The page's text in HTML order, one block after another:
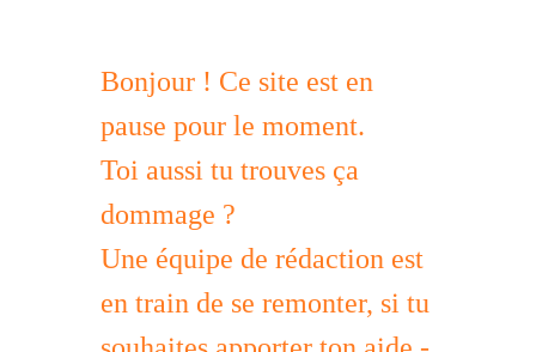
Bonjour ! Ce site est en
pause pour le moment.
Toi aussi tu trouves ça
dommage ?
Une équipe de rédaction est
en train de se remonter, si tu